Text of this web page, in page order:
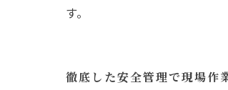
す。
徹底した安全管理で現場作